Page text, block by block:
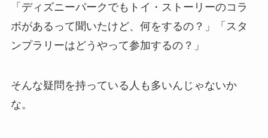
「ディズニーパークでもトイ・ストーリーのコラ
ボがあるって聞いたけど、何をするの？」「スタ
ンプラリーはどうやって参加するの？」
そんな疑問を持っている人も多いんじゃないか
な。